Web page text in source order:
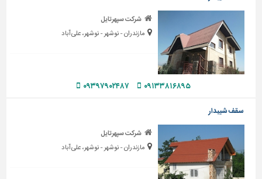
تاسیسات
ساختمان
شهرسازی،
ترافیک
و
سایر
شرکت سپهرتایل
مازندران - نوشهر - نوشهر، علی آباد
۰۹۱۳۳۸۱۶۸۹۵ ۰۹۳۹۷۹۰۲۴۸۷
سقف شیبدار
شرکت سپهرتایل
مازندران - نوشهر - نوشهر، علی آباد